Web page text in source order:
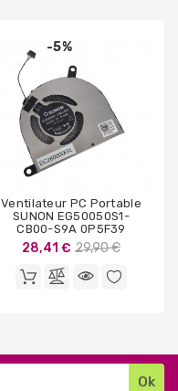
-5%
Ventilateur PC Portable
SUNON EG50050S1-
CB00-S9A 0P5F39
28,41 € Prix
base
29,90 €